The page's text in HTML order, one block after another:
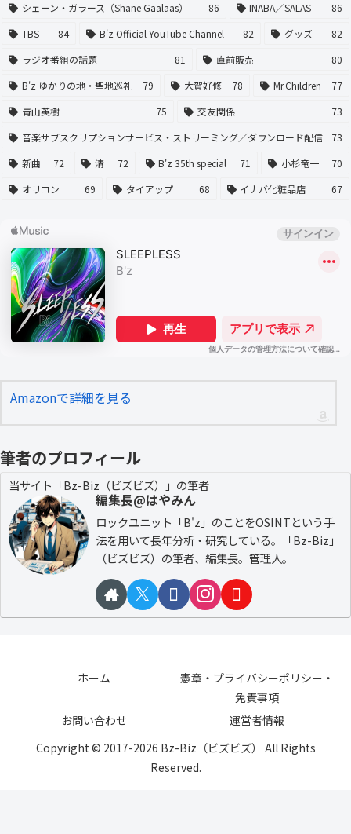
シェーン・ガラース（Shane Gaalaas）
86 INABA／SALAS
86
TBS
84 B'z Official YouTube Channel 82 グッズ
82
ラジオ番組の話題
81 直前販売
80
B'z ゆかりの地・聖地巡礼
79 大賀好修 78 Mr.Children
77
青山英樹
75 交友関係
73
音楽サブスクリプションサービス・ストリーミング／ダウンロード配信
73
新曲
72 清 72 B'z 35th special 71 小杉竜一
70
オリコン
69 タイアップ 68 イナバ化粧品店 67
Amazonで詳細を見る
筆者のプロフィール
当サイト「Bz-Biz（ビズビズ）」の筆者
編集長@はやみん
ロックユニット「B'z」のことをOSINTという手
法を用いて長年分析・研究している。「Bz-Biz」
（ビズビズ）の筆者、編集長。管理人。
ホーム
憲章・プライバシーポリシー・
免責事項
お問い合わせ
運営者情報
Copyright © 2017-2026 Bz-Biz（ビズビズ） All Rights
Reserved.